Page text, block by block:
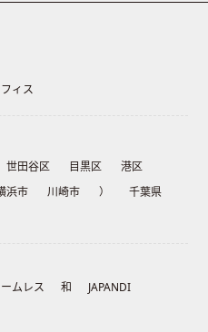
ィス
世田谷区 目黒区
港区
浜市 川崎市 ）
千葉県
ムレス 和
JAPANDI